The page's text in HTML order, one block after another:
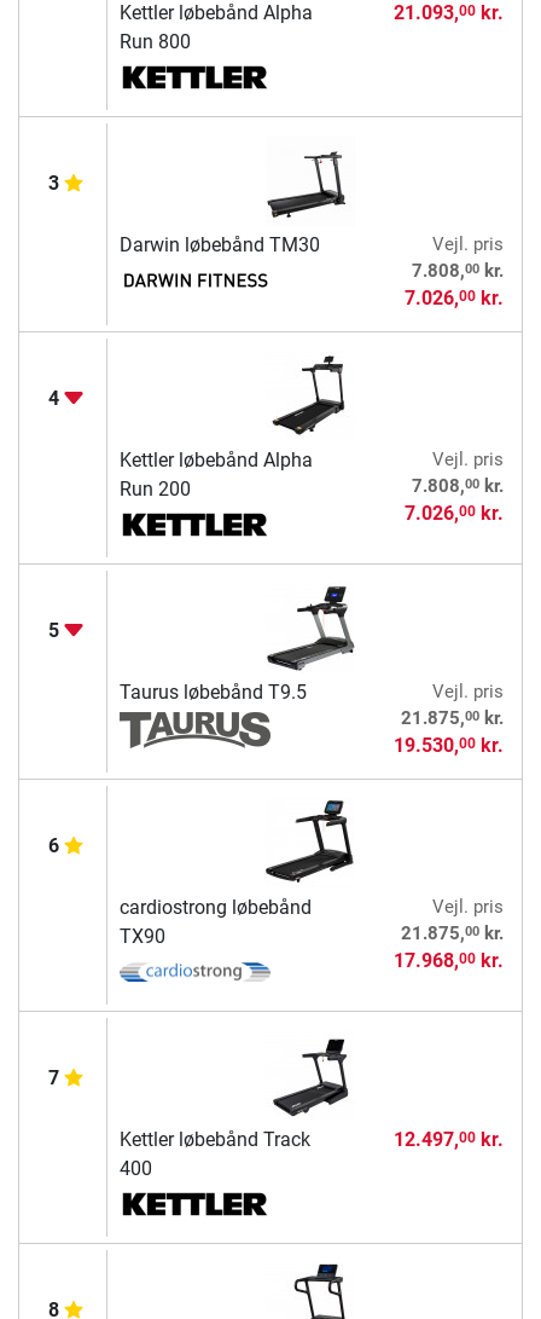
Kettler løbebånd Alpha
Run 800
21.093,00kr.
3
Darwin løbebånd TM30
Vejl. pris
7.808,00kr.
7.026,00kr.
4
Kettler løbebånd Alpha
Run 200
Vejl. pris
7.808,00kr.
7.026,00kr.
5
Taurus løbebånd T9.5
Vejl. pris
21.875,00kr.
19.530,00kr.
6
cardiostrong løbebånd
TX90
Vejl. pris
21.875,00kr.
17.968,00kr.
7
Kettler løbebånd Track
400
12.497,00kr.
8